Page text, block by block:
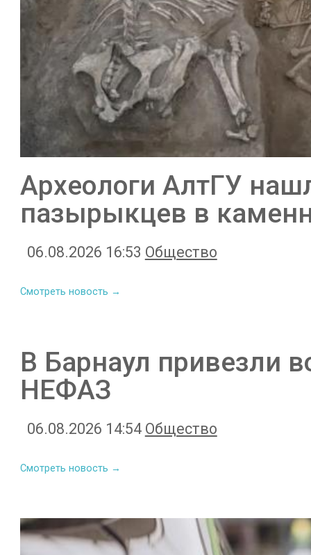
Археологи АлтГУ
пазырыкцев в
06.08.2026 16:53 Общество
Смотреть новость →
В Барнаул привезли
НЕФАЗ
06.08.2026 14:54 Общество
Смотреть новость →